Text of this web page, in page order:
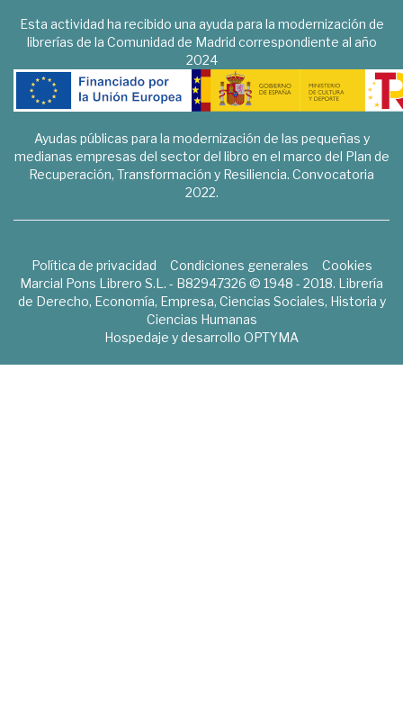
Esta actividad ha recibido una ayuda para la modernización de
librerías de la Comunidad de Madrid correspondiente al año
2024
Ayudas públicas para la modernización de las pequeñas y
medianas empresas del sector del libro en el marco del Plan de
Recuperación, Transformación y Resiliencia. Convocatoria
2022.
Política de privacidad Condiciones generales
Cookies
Marcial Pons Librero S.L. - B82947326 © 1948 - 2018. Librería
de Derecho, Economía, Empresa, Ciencias Sociales, Historia y
Ciencias Humanas
Hospedaje y desarrollo OPTYMA